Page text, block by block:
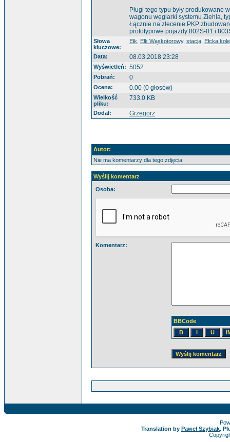
Pługi tego typu były produkowane
wagonu węglarki systemu Ziehla,
Łącznie na zlecenie PKP
prototypowe pojazdy 802S-01 i
Słowa
kluczowe:
Ełk Ełk Wąskotorowy, stacja Ełcka
Data: 08.03.2018 23:28
Wyświetleń: 5052
Pobrań: 0
Ocena: 0.00 (0 głosów)
Wielkość
pliku:
733.0 KB
Dodał: Grzegorz
Autor:
Nie ma komentarzy dla tego zdjęcia
Wyślij komentarz
Osoba:
Komentarz:
BBCode
Translation by Paweł Szybiak.